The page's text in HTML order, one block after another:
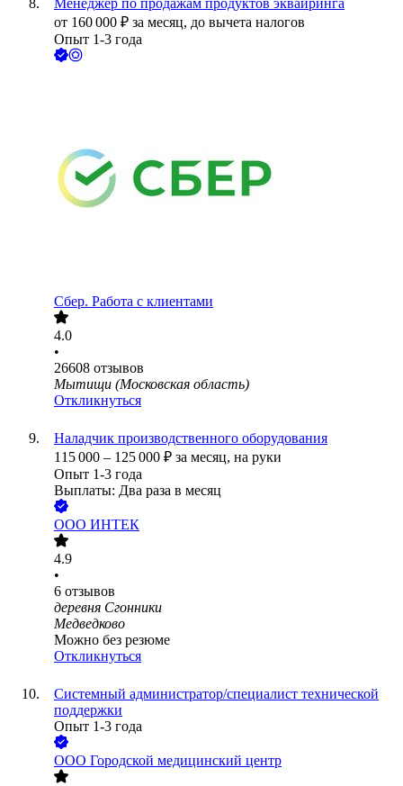
Менеджер по продажам продуктов эквайринга
от 160 000 ₽ за месяц, до вычета налогов
Опыт 1-3 года
Сбер. Работа с клиентами
4.0
•
26608 отзывов
Мытищи (Московская область)
Откликнуться
Наладчик производственного оборудования
115 000 – 125 000 ₽ за месяц, на руки
Опыт 1-3 года
Выплаты: Два раза в месяц
ООО ИНТЕК
4.9
•
6 отзывов
деревня Сгонники
Медведково
Можно без резюме
Откликнуться
Системный администратор/специалист технической
поддержки
Опыт 1-3 года
ООО Городской медицинский центр